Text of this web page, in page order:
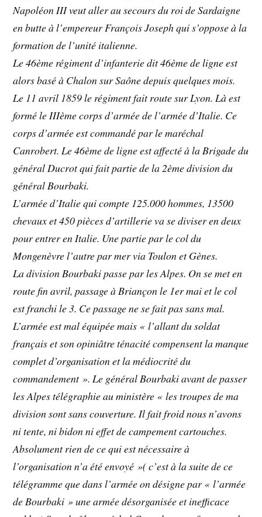
Napoléon III veut aller au secours du roi de Sardaigne
en butte à l’empereur François Joseph qui s’oppose à la
formation de l’unité italienne.
Le 46ème régiment d’infanterie dit 46ème de ligne est
alors basé à Chalon sur Saône depuis quelques mois.
Le 11 avril 1859 le régiment fait route sur Lyon. Là est
formé le IIIème corps d’armée de l’armée d’Italie. Ce
corps d’armée est commandé par le maréchal
Canrobert. Le 46ème de ligne est affecté à la Brigade du
général Ducrot qui fait partie de la 2ème division du
général Bourbaki.
L’armée d’Italie qui compte 125.000 hommes, 13500
chevaux et 450 pièces d’artillerie va se diviser en deux
pour entrer en Italie. Une partie par le col du
Mongenèvre l’autre par mer via Toulon et Gènes.
La division Bourbaki passe par les Alpes. On se met en
route fin avril, passage à Briançon le 1er mai et le col
est franchi le 3. Ce passage ne se fait pas sans mal.
L’armée est mal équipée mais « l’allant du soldat
français et son opiniâtre ténacité compensent la manque
complet d’organisation et la médiocrité du
commandement ». Le général Bourbaki avant de passer
les Alpes télégraphie au ministère « les troupes de ma
division sont sans couverture. Il fait froid nous n’avons
ni tente, ni bidon ni effet de campement cartouches.
Absolument rien de ce qui est nécessaire à
l’organisation n’a été envoyé »( c’est à la suite de ce
télégramme que dans l’armée on désigne par « l’armée
de Bourbaki » une armée désorganisée et inefficace